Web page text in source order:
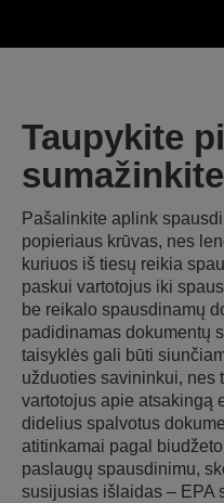
Taupykite
Pašalinkite aplink
popieriaus krūvas, nes
kuriuos iš tiesų reikia
paskui vartotojus iki
be reikalo spausdinamų
padidinamas dokumentų
taisyklės gali būti
užduoties savininkui, nes
vartotojus apie atsakingą
didelius spalvotus
atitinkamai pagal
paslaugų spausdinimu,
susijusias išlaidas – EPA